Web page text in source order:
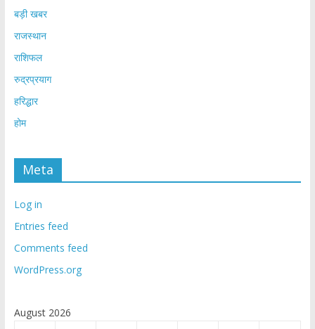
बड़ी खबर
राजस्थान
राशिफल
रुद्रप्रयाग
हरिद्धार
होम
Meta
Log in
Entries feed
Comments feed
WordPress.org
August 2026